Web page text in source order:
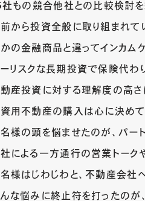
もの競合他社との比較検討を
から投資全般に取り組まれてい
の金融商品と違ってインカム
リスクな長期投資で保険代わ
産投資に対する理解度の高さ
用不動産の購入は心に決めて
様の頭を悩ませたのが、パー
による一方通行の営業トーク
様はじわじわと、不動産会社
な悩みに終止符を打ったのが